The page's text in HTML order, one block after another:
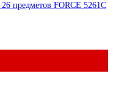
предметов FORCE 5261C